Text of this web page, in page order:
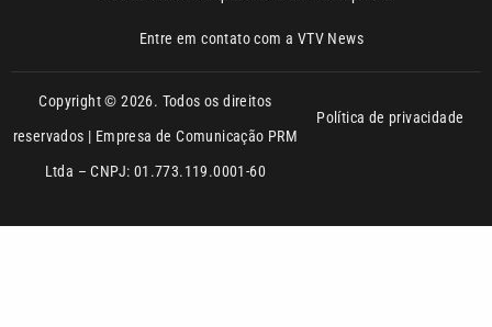
Copyright © 2026. Todos os direitos